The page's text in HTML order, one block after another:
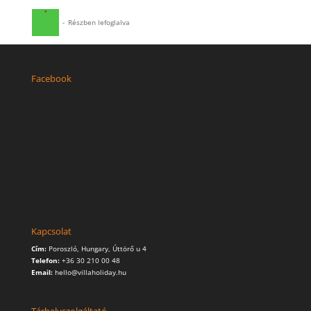
·
- Részben lefoglalva
Facebook
Kapcsolat
Cím: Poroszló, Hungary, Úttörő u 4
Telefon: +36 30 210 00 48
Email: hello@villaholiday.hu